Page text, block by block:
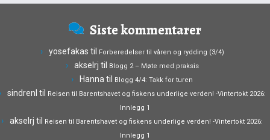
Siste kommentarer
yosefakas til Forberedelser til våren og rydding (3/4)
akselrj til Blogg 2 – Møte med praksis
Hanna til Blogg 4/4: Takk for turen
sindrenl til Reisen til Barentshavet og fiskens underlige verden! -Vintertokt 2026:
Innlegg 1
akselrj til Reisen til Barentshavet og fiskens underlige verden! -Vintertokt 2026:
Innlegg 1